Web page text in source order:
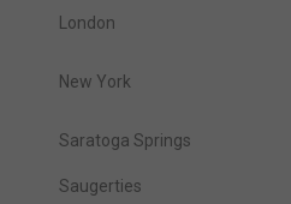
London
New York
Saratoga Springs
Saugerties